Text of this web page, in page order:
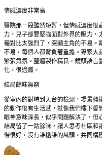
情感濃度非常高
醫院那一段雖然短暫，但情感濃度很
力，兒子卻要堅強面對外界的壓力
種對比太強烈了，突顯主角的不易。
不易，每個人都背負著重擔。專家大
緊張氣氛。整體製作精良，鏡頭語
化，很過癮。
結局餘味無窮
從室內的對峙到天台的檢測，場景轉
的動作很有生活感，就像我們樓下愛
眼神意味深長，似乎問題解決了，但
結局留了一點餘味，讓人思考社區和
得很好，沒有誰搶誰的風頭，共同構